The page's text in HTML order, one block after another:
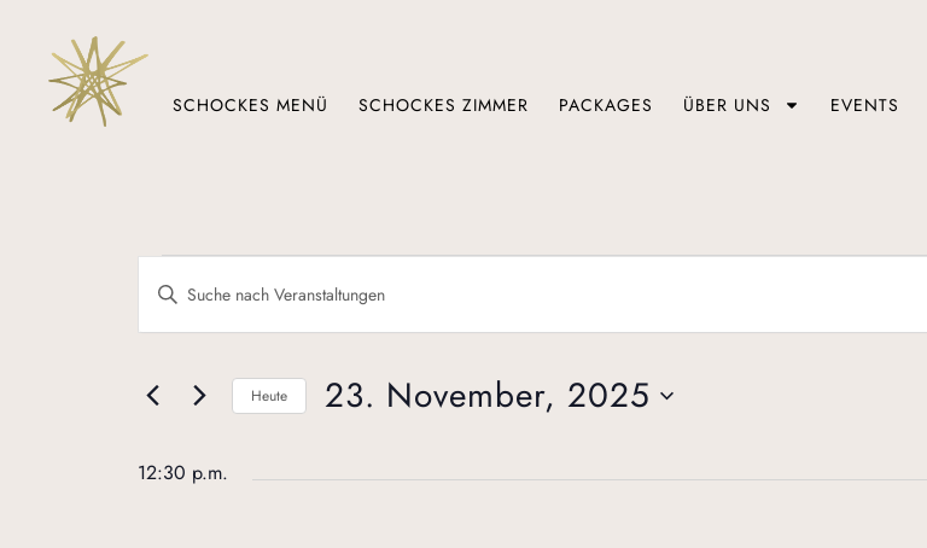
springen
SCHOCKES MENÜ SCHOCKES ZIMMER PACKAGES ÜBER UNS EVENTS
für
23.
2025
Suche
und
Navigation
Bitte
Schlüsselwort
eingeben.
nach
Veranstaltungen
Heute 23. November, 2025
12:30 p.m.